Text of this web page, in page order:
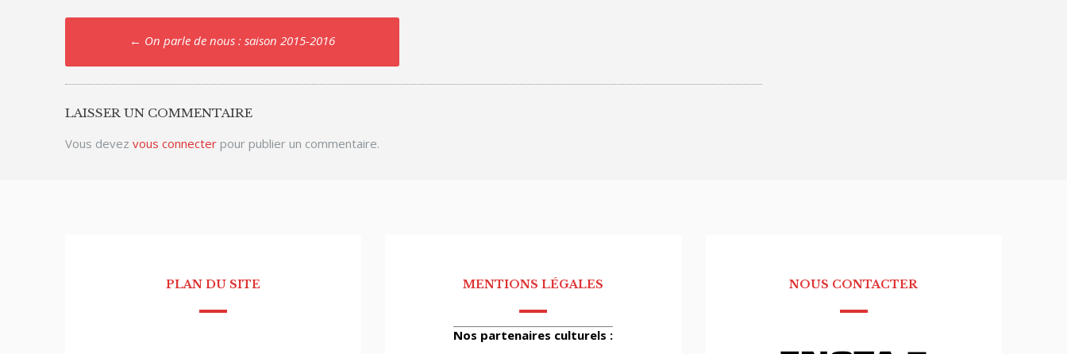
navigation
← On parle de nous : saison 2015-2016
LAISSER UN COMMENTAIRE
Vous devez vous connecter pour publier un commentaire.
PLAN DU SITE MENTIONS LÉGALES
Nos partenaires culturels :
NOUS CONTACTER